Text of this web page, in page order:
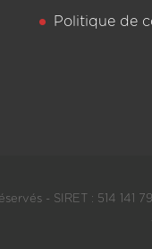
Politique de
- SIRET : 514 141